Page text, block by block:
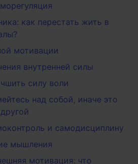
как перестать жить в
мотивации
внутренней силы
силу воли
над собой, иначе это
и самодисциплину
мышления
мотивация: что